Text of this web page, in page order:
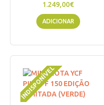
1.249,00€
ADICIONAR
INDISPONÍVEL